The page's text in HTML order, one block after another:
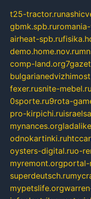
t25-tractor.ru
gbmk.spb.ru
airheat-spb.ru
demo.home.nov.ru
comp-land.org
fexer.rusnite-mebel.ru
0sporte.ru9rota-
pro-kirpichi.ru
mynances.org
odnokartinki.ru
oysters-digital.ruo-
myremont.orgportal-
superdeutsch.ru
mypetslife.org